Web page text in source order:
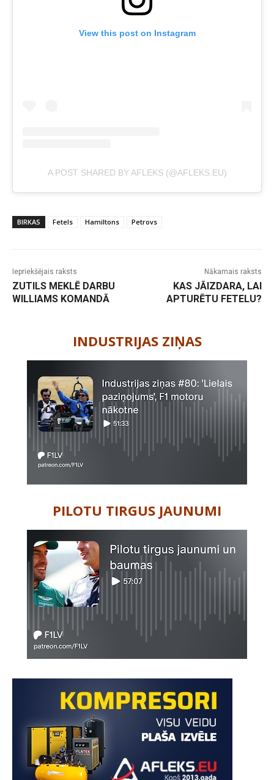
View this post on Instagram
A POST SHARED BY AFLEKS (@AFLEKS.EU)
BIRKAS Fetels Hamiltons Petrovs
Iepriekšējais raksts
ZUTILS MEKLĒ DARBU
WILLIAMS KOMANDĀ
Nākamais raksts
KAS JĀIZDARA, LAI
APTURĒTU FETELU?
INDUSTRIJAS ZIŅAS
PILOTU TIRGUS JAUNUMI